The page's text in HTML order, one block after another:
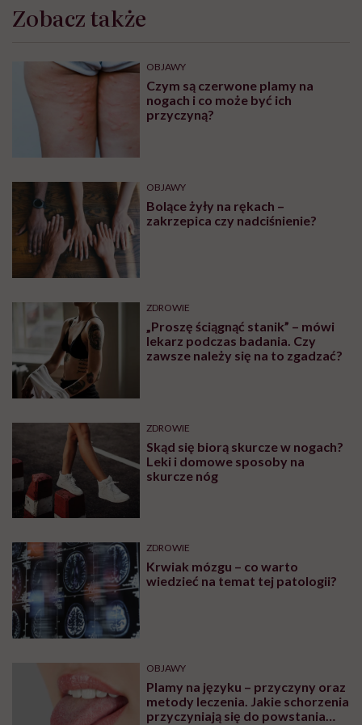
Zobacz także
OBJAWY
Czym są czerwone plamy na
nogach i co może być ich
przyczyną?
OBJAWY
Bolące żyły na rękach –
zakrzepica czy nadciśnienie?
ZDROWIE
„Proszę ściągnąć stanik” – mówi
lekarz podczas badania. Czy
zawsze należy się na to zgadzać?
ZDROWIE
Skąd się biorą skurcze w nogach?
Leki i domowe sposoby na
skurcze nóg
ZDROWIE
Krwiak mózgu – co warto
wiedzieć na temat tej patologii?
OBJAWY
Plamy na języku – przyczyny oraz
metody leczenia. Jakie schorzenia
przyczyniają się do powstania